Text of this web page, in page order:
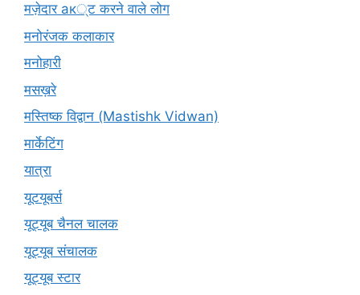
मज़ेदार ак्ट करने वाले लोग
मनोरंजक कलाकार
मनोहारी
मसख़रे
मस्तिष्क विद्वान (Mastishk Vidwan)
मार्केटिंग
यात्रा
यूटयूबर्स
यूट्यूब चैनल चालक
यूट्यूब संचालक
यूट्यूब स्टार